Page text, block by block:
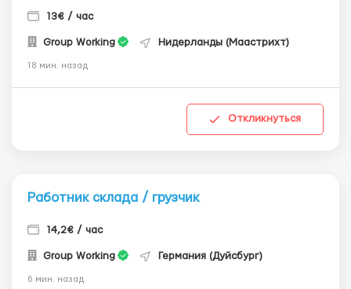
13€ / час
Group Working Нидерланды (Маастрихт)
18 мин. назад
Откликнуться
Работник склада / грузчик
14,2€ / час
Group Working Германия (Дуйсбург)
6 мин. назад